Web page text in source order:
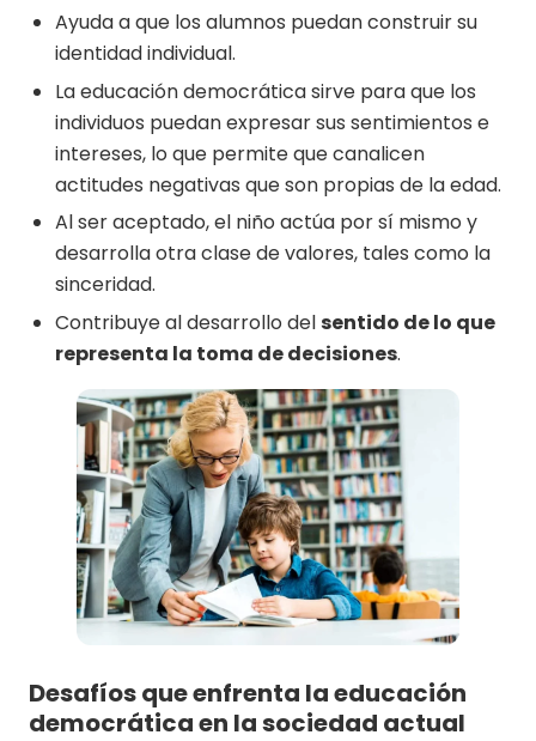
Ayuda a que los alumnos puedan construir su
identidad individual.
La educación democrática sirve para que los
individuos puedan expresar sus sentimientos e
intereses, lo que permite que canalicen
actitudes negativas que son propias de la edad.
Al ser aceptado, el niño actúa por sí mismo y
desarrolla otra clase de valores, tales como la
sinceridad.
Contribuye al desarrollo delsentido de lo que
representa la toma de decisiones.
Desafíos que enfrenta la educación
democrática en la sociedad actual